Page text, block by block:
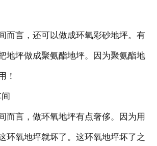
而言，还可以做成环氧彩砂地坪。有
地坪做成聚氨酯地坪。因为聚氨酯地
！
而言，做环氧地坪有点奢侈。因为用
环氧地坪就坏了。这环氧地坪坏了之